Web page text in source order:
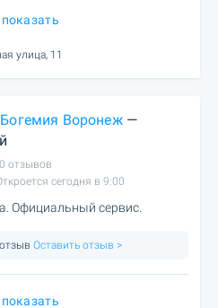
показать
улица, 11
Воронеж—
0 отзывов
сегодня в 9:00
Официальный сервис.
Оставить отзыв >
показать